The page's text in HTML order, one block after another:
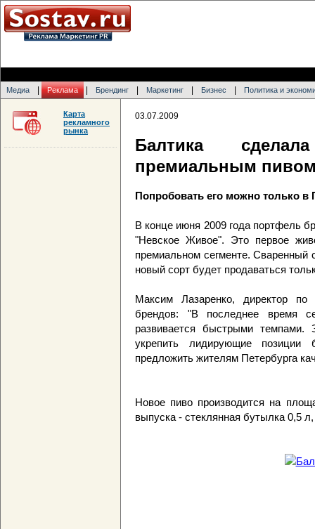
Медиа Реклама Брендинг Маркетинг Бизнес Политика и
03.07.2009
Балтика
премиальным
Попробовать его можно только в
В конце июня 2009 года портфель
"Невское Живое". Это первое
премиальном сегменте. Сваренный
новый сорт будет продаваться
Максим Лазаренко, директор
брендов: "В последнее время
развивается быстрыми темпами.
укрепить лидирующие
предложить жителям Петербурга
Новое пиво производится на
выпуска - стеклянная бутылка 0,5
Карта
рекламного
рынка